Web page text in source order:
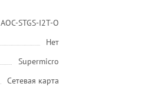
AOC-STGS-I2T-O
Нет
Supermicro
Сетевая карта